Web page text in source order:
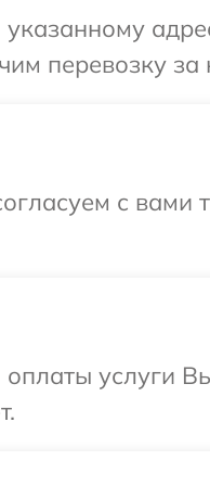
перевозку за
с вами
услуги